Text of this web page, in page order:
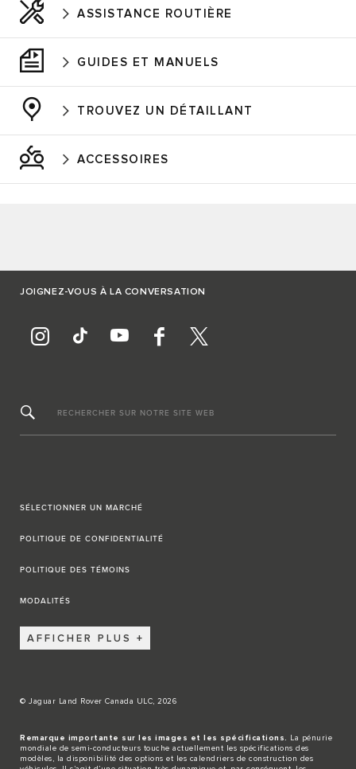
ASSISTANCE ROUTIÈRE
GUIDES ET MANUELS
TROUVEZ UN DÉTAILLANT
ACCESSOIRES
JOIGNEZ-VOUS À LA CONVERSATION
RECHERCHER SUR NOTRE SITE WEB
SÉLECTIONNER UN MARCHÉ
POLITIQUE DE CONFIDENTIALITÉ
POLITIQUE DES TÉMOINS
MODALITÉS
AFFICHER PLUS
© Jaguar Land Rover Canada ULC, 2026
Remarque importante sur les images et les spécifications.
La pénurie
mondiale de semi-conducteurs touche actuellement les spécifications des
modèles, la disponibilité des options et les calendriers de construction des